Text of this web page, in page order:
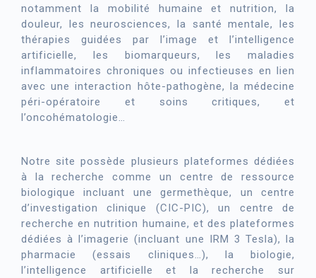
notamment la mobilité humaine et nutrition, la
douleur, les neurosciences, la santé mentale, les
thérapies guidées par l’image et l’intelligence
artificielle, les biomarqueurs, les maladies
inflammatoires chroniques ou infectieuses en lien
avec une interaction hôte-pathogène, la médecine
péri-opératoire et soins critiques, et
l’oncohématologie…
Notre site possède plusieurs plateformes dédiées
à la recherche comme un centre de ressource
biologique incluant une germethèque, un centre
d’investigation clinique (CIC-PIC), un centre de
recherche en nutrition humaine, et des plateformes
dédiées à l’imagerie (incluant une IRM 3 Tesla), la
pharmacie (essais cliniques…), la biologie,
l’intelligence artificielle et la recherche sur